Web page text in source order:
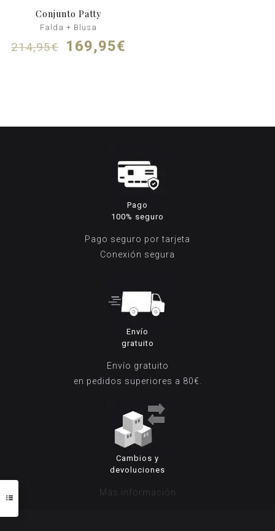
Conjunto Patty
Falda + Blusa
214,95€ El
169,95€
Pago
100% seguro
Pago seguro por tarjeta
Conexión segura
Envío
gratuito
Envío gratuito
en pedidos superiores a 80€.
Cambios y
devoluciones
Más información